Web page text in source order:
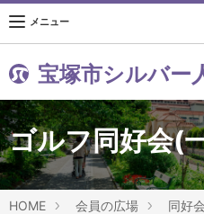
宝塚市シルバー
メニュー
ゴルフ同好会(
HOME 会員の広場 同好